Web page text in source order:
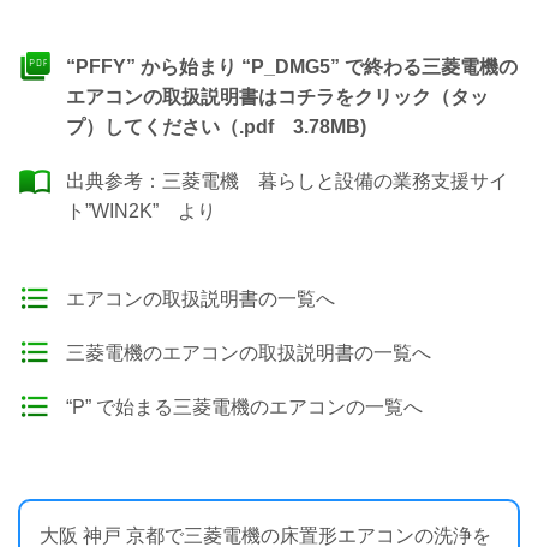
“PFFY” から始まり “P_DMG5” で終わる三菱電機の
エアコンの取扱説明書はコチラをクリック（タッ
プ）してください（.pdf 3.78MB)
出典参考： 三菱電機 暮らしと設備の業務支援サイ
ト”WIN2K” より
エアコンの取扱説明書の一覧へ
三菱電機のエアコンの取扱説明書の一覧へ
“P” で始まる三菱電機のエアコンの一覧へ
大阪 神戸 京都で三菱電機の床置形エアコンの洗浄を